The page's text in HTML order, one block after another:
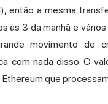
então a mesma
às 3 da manhã e
movimento de
com nada disso. O
que